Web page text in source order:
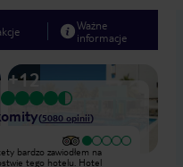
Ważne
informacje
Next slide
1/18
+12
(5080 opinii)
bardzo zawiodłem na
tego hotelu. Hotel